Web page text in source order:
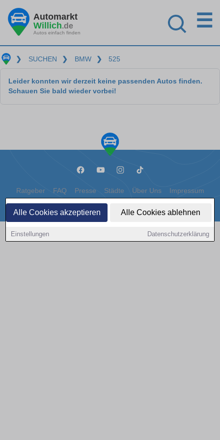
Alle Cookies akzeptieren Alle Cookies ablehnen
Einstellungen Datenschutzerklärung
Automarkt
Willich.de
Autos einfach finden
☰
❯ SUCHEN ❯ BMW ❯ 525
Leider konnten wir derzeit keine passenden Autos finden.
Schauen Sie bald wieder vorbei!
Ratgeber FAQ Presse Städte Über Uns Impressum
Datenschutz Cookies
Copyright © 2000 - 2026 | 1A Infosysteme GmbH | Content by: 1a-sites-autos